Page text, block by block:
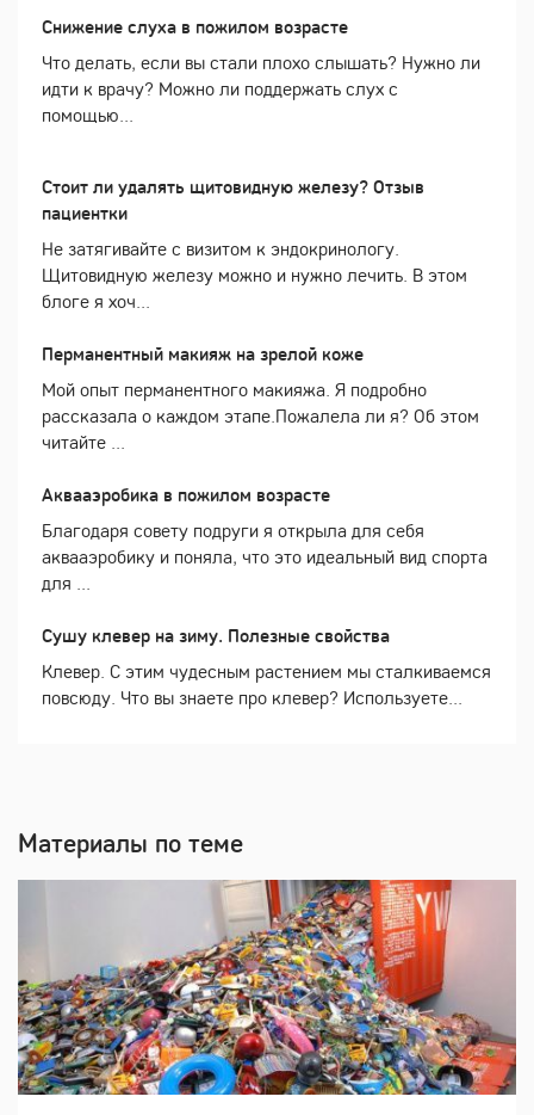
Снижение слуха в пожилом возрасте
Что делать, если вы стали плохо слышать? Нужно ли
идти к врачу? Можно ли поддержать слух с
помощью...
Стоит ли удалять щитовидную железу? Отзыв
пациентки
Не затягивайте с визитом к эндокринологу.
Щитовидную железу можно и нужно лечить. В этом
блоге я хоч...
Перманентный макияж на зрелой коже
Мой опыт перманентного макияжа. Я подробно
рассказала о каждом этапе.Пожалела ли я? Об этом
читайте ...
Аквааэробика в пожилом возрасте
Благодаря совету подруги я открыла для себя
аквааэробику и поняла, что это идеальный вид спорта
для ...
Сушу клевер на зиму. Полезные свойства
Клевер. С этим чудесным растением мы сталкиваемся
повсюду. Что вы знаете про клевер? Используете...
Материалы по теме